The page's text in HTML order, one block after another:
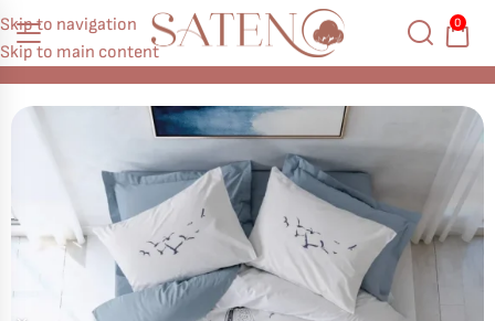
Skip to navigation
Skip to main content
0
Начало Памук Ранфорс